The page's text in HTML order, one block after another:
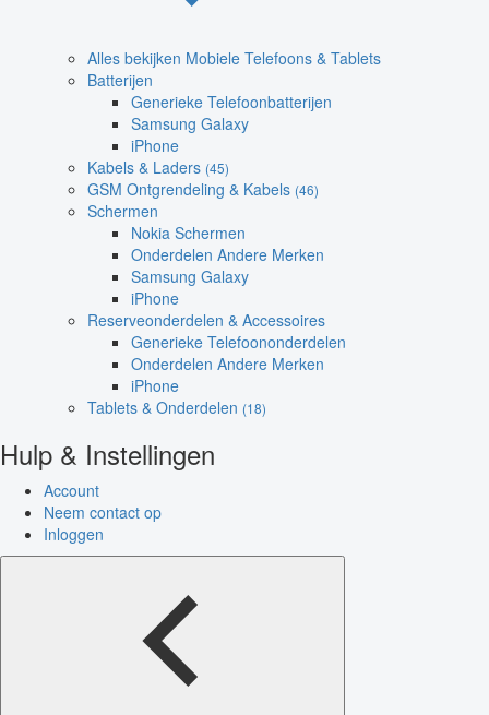
Alles bekijken Mobiele Telefoons & Tablets
Batterijen
Generieke Telefoonbatterijen
Samsung Galaxy
iPhone
Kabels & Laders (45)
GSM Ontgrendeling & Kabels (46)
Schermen
Nokia Schermen
Onderdelen Andere Merken
Samsung Galaxy
iPhone
Reserveonderdelen & Accessoires
Generieke Telefoononderdelen
Onderdelen Andere Merken
iPhone
Tablets & Onderdelen (18)
Hulp & Instellingen
Account
Neem contact op
Inloggen